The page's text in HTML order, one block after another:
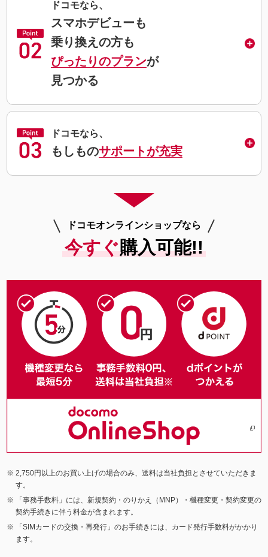
ドコモなら、
スマホデビューも
乗り換えの方も
ぴったりのプランが
見つかる
ドコモなら、
もしものサポートが充実
ドコモオンラインショップなら
今すぐ購入可能!!
2,750円以上のお買い上げの場合のみ、送料は当社負担とさせていただきま
す。
「事務手数料」には、新規契約・のりかえ（MNP）・機種変更・契約変更の
契約手続きに伴う料金が含まれます。
「SIMカードの交換・再発行」のお手続きには、カード発行手数料がかかり
ます。